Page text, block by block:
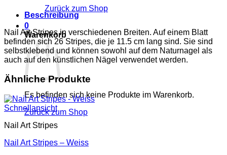
Zurück zum Shop
0
Warenkorb
Es befinden sich keine Produkte im Warenkorb.
Zurück zum Shop
Beschreibung
Nail Art Stripes in verschiedenen Breiten. Auf einem Blatt
befinden sich 26 Stripes, die je 11.5 cm lang sind. Sie sind
selbstklebend und können sowohl auf dem Naturnagel als
auch auf den künstlichen Nägel verwendet werden.
Ähnliche Produkte
Schnellansicht
Nail Art Stripes
Nail Art Stripes – Weiss